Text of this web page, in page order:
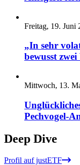
Freitag, 19. Juni
„In sehr
bewusst
Mittwoch, 13.
Pechvogel-
Deep Dive
Profil auf justETF